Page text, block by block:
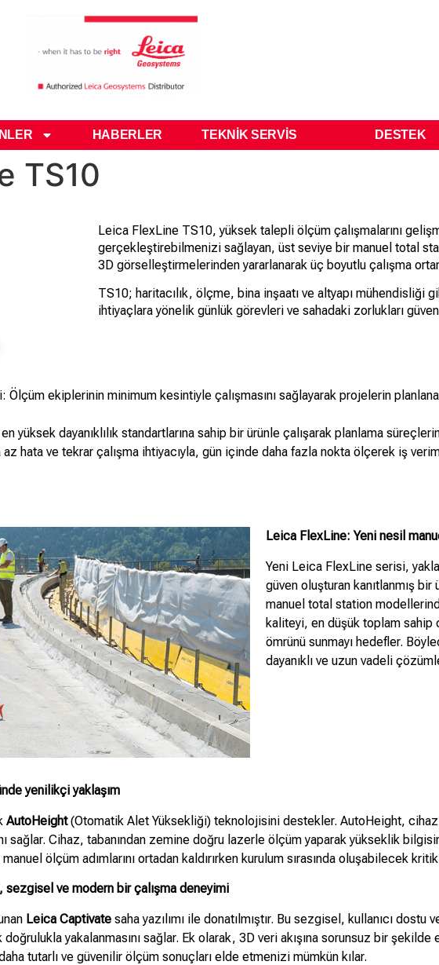
HABERLER TEKNIK SERVIS DESTEK
TS10
Leica FlexLine TS10, yüksek talepli ölçüm çalışmalarını
gerçekleştirebilmenizi sağlayan, üst seviye bir manuel total
3D görselleştirmelerinden yararlanarak üç boyutlu çalışma
TS10; haritacılık, ölçme, bina inşaatı ve altyapı mühendisliği
ihtiyaçlara yönelik günlük görevleri ve sahadaki zorlukları
Ölçüm ekiplerinin minimum kesintiyle çalışmasını sağlayarak projelerin
yüksek dayanıklılık standartlarına sahip bir ürünle çalışarak planlama
az hata ve tekrar çalışma ihtiyacıyla, gün içinde daha fazla nokta ölçerek iş
Leica FlexLine: Yeni nesil
Yeni Leica FlexLine serisi,
güven oluşturan kanıtlanmış
manuel total station
kaliteyi, en düşük toplam sahip
ömrünü sunmayı hedefler.
dayanıklı ve uzun vadeli
yenilikçi yaklaşım
AutoHeight(Otomatik Alet Yüksekliği) teknolojisini destekler. AutoHeight,
sağlar. Cihaz, tabanından zemine doğru lazerle ölçüm yaparak yükseklik
ölçüm adımlarını ortadan kaldırırken kurulum sırasında oluşabilecek
sezgisel ve modern bir çalışma deneyimi
Leica Captivate saha yazılımı ile donatılmıştır. Bu sezgisel, kullanıcı
doğrulukla yakalanmasını sağlar. Ek olarak, 3D veri akışına sorunsuz bir
tutarlı ve güvenilir ölçüm sonuçları elde etmenizi mümkün kılar.